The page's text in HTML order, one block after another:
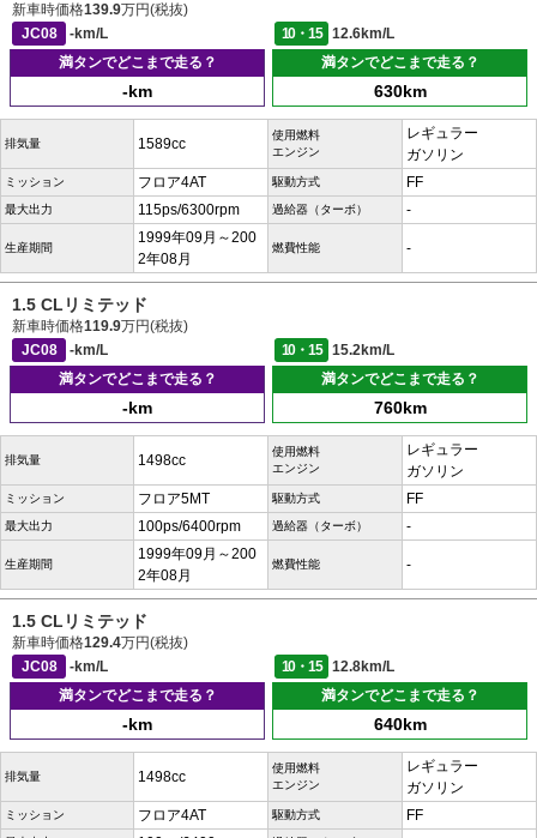
新車時価格139.9万円(税抜)
JC08
-km/L 10・15
12.6km/L
満タンでどこまで走る？
-km
満タンでどこまで走る？
630km
排気量 1589cc
使用燃料
エンジン
レギュラー
ガソリン
ミッション フロア4AT 駆動方式 FF
最大出力 115ps/6300rpm 過給器（ターボ） -
生産期間
1999年09月～200
2年08月
燃費性能 -
1.5 CLリミテッド
新車時価格119.9万円(税抜)
JC08
-km/L 10・15
15.2km/L
満タンでどこまで走る？
-km
満タンでどこまで走る？
760km
排気量 1498cc
使用燃料
エンジン
レギュラー
ガソリン
ミッション フロア5MT 駆動方式 FF
最大出力 100ps/6400rpm 過給器（ターボ） -
生産期間
1999年09月～200
2年08月
燃費性能 -
1.5 CLリミテッド
新車時価格129.4万円(税抜)
JC08
-km/L 10・15
12.8km/L
満タンでどこまで走る？
-km
満タンでどこまで走る？
640km
排気量 1498cc
使用燃料
エンジン
レギュラー
ガソリン
ミッション フロア4AT 駆動方式 FF